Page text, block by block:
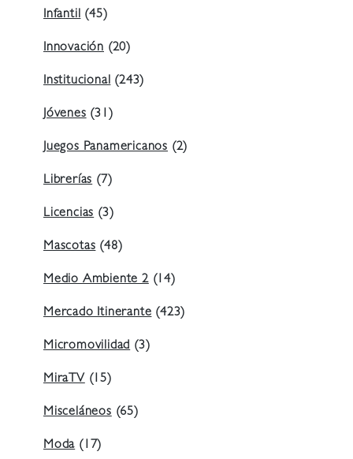
Infantil (45)
Innovación (20)
Institucional (243)
Jóvenes (31)
Juegos Panamericanos (2)
Librerías (7)
Licencias (3)
Mascotas (48)
Medio Ambiente 2(14)
Mercado Itinerante (423)
Micromovilidad (3)
MiraTV (15)
Misceláneos (65)
Moda (17)